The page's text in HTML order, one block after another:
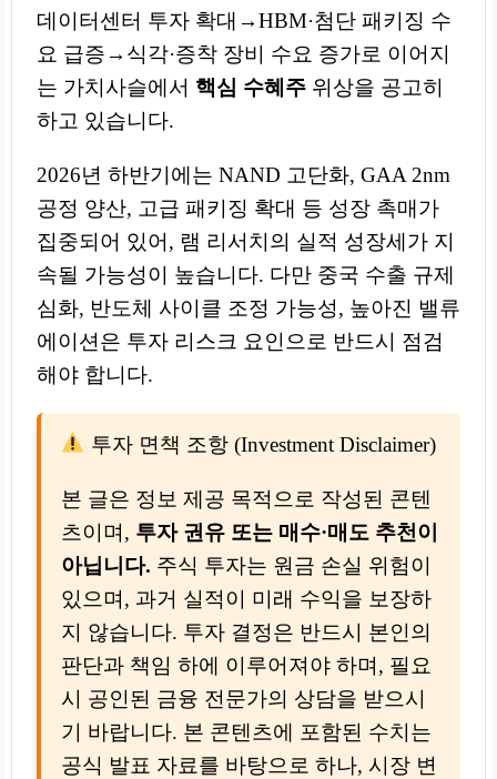
데이터센터 투자 확대→HBM·첨단 패키징 수
요 급증→식각·증착 장비 수요 증가로 이어지
는 가치사슬에서 핵심 수혜주 위상을 공고히
하고 있습니다.
2026년 하반기에는 NAND 고단화, GAA 2nm
공정 양산, 고급 패키징 확대 등 성장 촉매가
집중되어 있어, 램 리서치의 실적 성장세가 지
속될 가능성이 높습니다. 다만 중국 수출 규제
심화, 반도체 사이클 조정 가능성, 높아진 밸류
에이션은 투자 리스크 요인으로 반드시 점검
해야 합니다.
투자 면책 조항 (Investment Disclaimer)
본 글은 정보 제공 목적으로 작성된 콘텐
츠이며, 투자 권유 또는 매수·매도 추천이
아닙니다. 주식 투자는 원금 손실 위험이
있으며, 과거 실적이 미래 수익을 보장하
지 않습니다. 투자 결정은 반드시 본인의
판단과 책임 하에 이루어져야 하며, 필요
시 공인된 금융 전문가의 상담을 받으시
기 바랍니다. 본 콘텐츠에 포함된 수치는
공식 발표 자료를 바탕으로 하나, 시장 변